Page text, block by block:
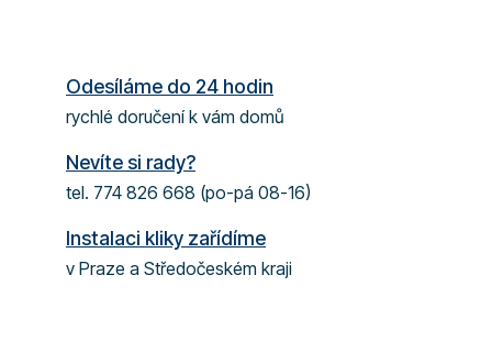
Odesíláme do 24 hodin
rychlé doručení k vám domů
Nevíte si rady?
tel. 774 826 668 (po-pá 08-16)
Instalaci kliky zařídíme
v Praze a Středočeském kraji